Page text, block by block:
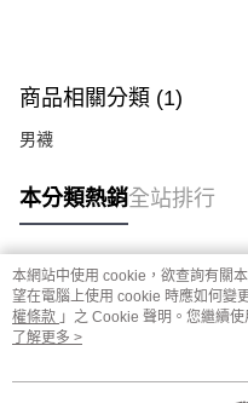
商品相關分類 (1)
男襪
本分類熱銷全站排行
熱門標籤
本網站中使用 cookie，欲查詢有關
望在電腦上使用 cookie 時應如何變
權條款 」之 Cookie 聲明。您繼續
用條款之 Cookie 聲明使用 cookie。
了解更多 >